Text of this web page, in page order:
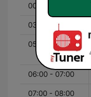
00:00 - 03:00
03:00 - 05:00
05:00 - 06:00
06:00 - 07:00
07:00 - 08:00